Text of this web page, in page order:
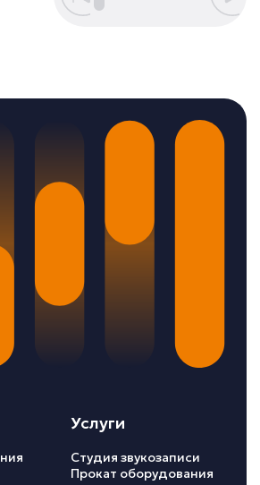
Услуги
Студия звукозаписи
Прокат оборудования